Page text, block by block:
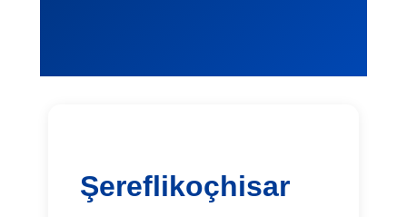
Şereflikoçhisar